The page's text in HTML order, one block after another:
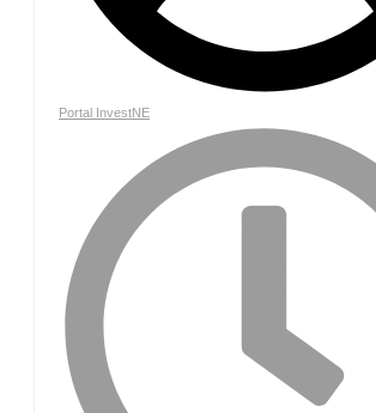
Portal InvestNE